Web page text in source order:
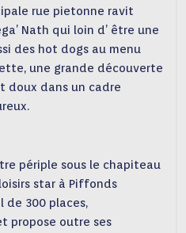
rue pietonne ravit
Nath qui loin d’ être une
des hot dogs au menu
une grande découverte
doux dans un cadre
périple sous le chapiteau
star à Piffonds
de 300 places,
propose outre ses